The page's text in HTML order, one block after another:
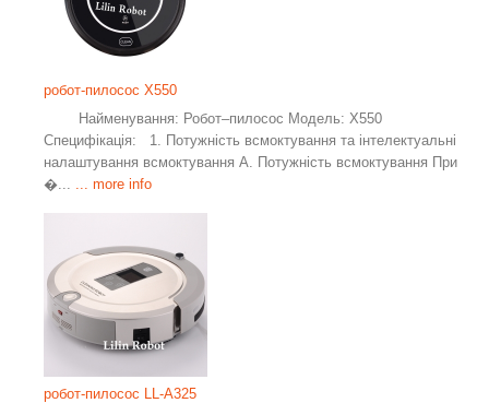
робот-пилосос X550
Найменування: Робот–пилосос Модель: X550
Специфікація: 1. Потужність всмоктування та інтелектуальні
налаштування всмоктування A. Потужність всмоктування При
�...
... more info
робот-пилосос LL-A325